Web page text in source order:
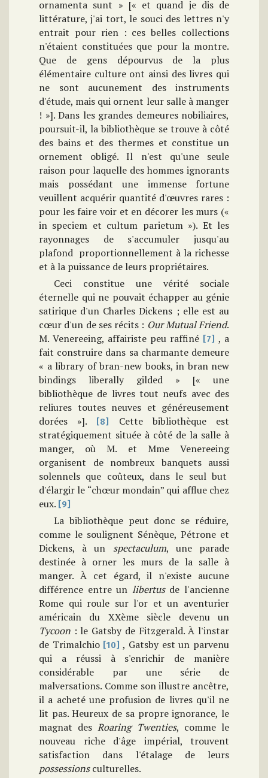
ornamenta sunt » [« et quand je dis de
littérature, j'ai tort, le souci des lettres n'y
entrait pour rien : ces belles collections
n'étaient constituées que pour la montre.
Que de gens dépourvus de la plus
élémentaire culture ont ainsi des livres qui
ne sont aucunement des instruments
d'étude, mais qui ornent leur salle à manger
! »]. Dans les grandes demeures nobiliaires,
poursuit-il, la bibliothèque se trouve à côté
des bains et des thermes et constitue un
ornement obligé. Il n'est qu'une seule
raison pour laquelle des hommes ignorants
mais possédant une immense fortune
veuillent acquérir quantité d'œuvres rares :
pour les faire voir et en décorer les murs («
in speciem et cultum parietum »). Et les
rayonnages de s'accumuler jusqu'au
plafond proportionnellement à la richesse
et à la puissance de leurs propriétaires.
Ceci constitue une vérité sociale
éternelle qui ne pouvait échapper au génie
satirique d'un Charles Dickens ; elle est au
cœur d'un de ses récits : Our Mutual Friend.
M. Venereeing, affairiste peu raffiné [7] , a
fait construire dans sa charmante demeure
« a library of bran-new books, in bran new
bindings liberally gilded » [« une
bibliothèque de livres tout neufs avec des
reliures toutes neuves et généreusement
dorées »].
[8]
Cette bibliothèque est
stratégiquement située à côté de la salle à
manger, où M. et Mme Venereeing
organisent de nombreux banquets aussi
solennels que coûteux, dans le seul but
d'élargir le “chœur mondain” qui afflue chez
eux. [9]
La bibliothèque peut donc se réduire,
comme le soulignent Sénèque, Pétrone et
Dickens, à un spectaculum, une parade
destinée à orner les murs de la salle à
manger. À cet égard, il n'existe aucune
différence entre un libertusde l'ancienne
Rome qui roule sur l'or et un aventurier
américain du XXème siècle devenu un
Tycoon : le Gatsby de Fitzgerald. À l'instar
de Trimalchio [10] , Gatsby est un parvenu
qui a réussi à s'enrichir de manière
considérable par une série de
malversations. Comme son illustre ancêtre,
il a acheté une profusion de livres qu'il ne
lit pas. Heureux de sa propre ignorance, le
magnat desRoaring Twenties, comme le
nouveau riche d'âge impérial, trouvent
satisfaction dans l'étalage de leurs
possessionsculturelles.